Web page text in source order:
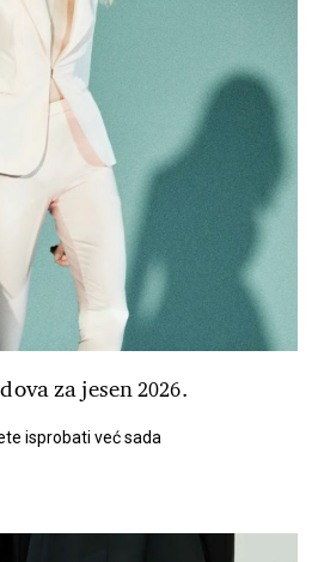
za jesen 2026.
isprobati već sada